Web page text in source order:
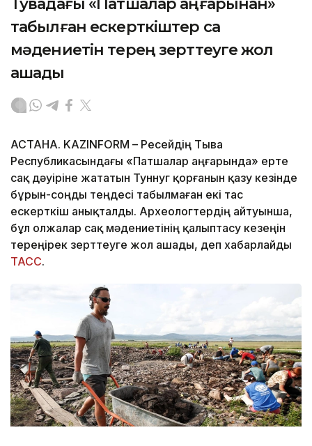
табылған ескерткіштер сақ
мәдениетін терең зерттеуге жол
ашады
АСТАНА. KAZINFORM – Ресейдің Тыва
Республикасындағы «Патшалар аңғарында» ерте
сақ дәуіріне жататын Туннуг қорғанын қазу кезінде
бұрын-соңды теңдесі табылмаған екі тас
ескерткіш анықталды. Археологтердің айтуынша,
бұл олжалар сақ мәдениетінің қалыптасу кезеңін
тереңірек зерттеуге жол ашады, деп хабарлайды
ТАСС.